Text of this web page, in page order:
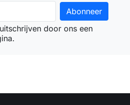
door ons een